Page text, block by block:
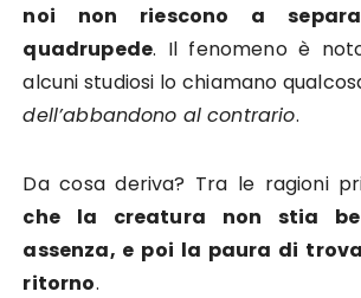
noi non riescono a
quadrupede. Il fenomeno è
alcuni studiosi lo chiamano
dell’abbandono al contrario.
Da cosa deriva? Tra le ragioni
che la creatura non stia
assenza, e poi la paura di
ritorno.